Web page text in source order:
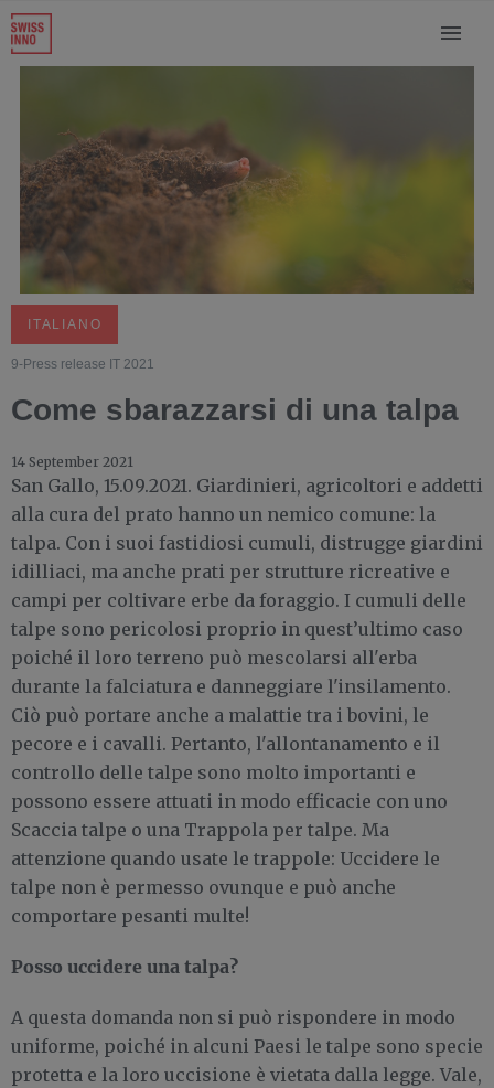
ITALIANO
9-Press release IT 2021
Come sbarazzarsi di una talpa
14 September 2021
San Gallo, 15.09.2021. Giardinieri, agricoltori e addetti
alla cura del prato hanno un nemico comune: la
talpa. Con i suoi fastidiosi cumuli, distrugge giardini
idilliaci, ma anche prati per strutture ricreative e
campi per coltivare erbe da foraggio. I cumuli delle
talpe sono pericolosi proprio in quest’ultimo caso
poiché il loro terreno può mescolarsi all'erba
durante la falciatura e danneggiare l'insilamento.
Ciò può portare anche a malattie tra i bovini, le
pecore e i cavalli. Pertanto, l'allontanamento e il
controllo delle talpe sono molto importanti e
possono essere attuati in modo efficacie con uno
Scaccia talpe o una Trappola per talpe. Ma
attenzione quando usate le trappole: Uccidere le
talpe non è permesso ovunque e può anche
comportare pesanti multe!
Posso uccidere una talpa?
A questa domanda non si può rispondere in modo
uniforme, poiché in alcuni Paesi le talpe sono specie
protetta e la loro uccisione è vietata dalla legge. Vale,